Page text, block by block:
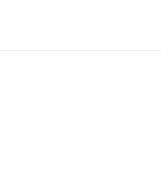
วามสะดวกครบครัน มีทั้งคอนโดใหม่